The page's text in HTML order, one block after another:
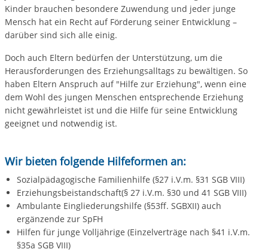
Kinder brauchen besondere Zuwendung und jeder junge
Mensch hat ein Recht auf Förderung seiner Entwicklung –
darüber sind sich alle einig.
Doch auch Eltern bedürfen der Unterstützung, um die
Herausforderungen des Erziehungsalltags zu bewältigen. So
haben Eltern Anspruch auf "Hilfe zur Erziehung", wenn eine
dem Wohl des jungen Menschen entsprechende Erziehung
nicht gewährleistet ist und die Hilfe für seine Entwicklung
geeignet und notwendig ist.
Wir bieten folgende Hilfeformen an:
Sozialpädagogische Familienhilfe (§27 i.V.m. §31 SGB VIII)
Erziehungsbeistandschaft(§ 27 i.V.m. §30 und 41 SGB VIII)
Ambulante Eingliederungshilfe (§53ff. SGBXII) auch
ergänzende zur SpFH
Hilfen für junge Volljährige (Einzelverträge nach §41 i.V.m.
§35a SGB VIII)